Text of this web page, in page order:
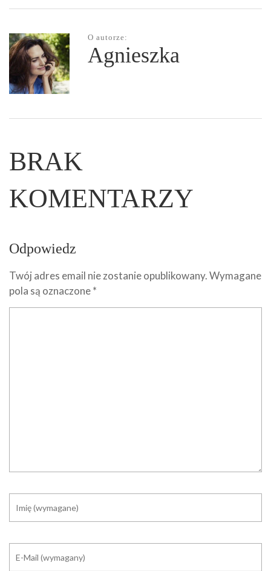
O autorze:
Agnieszka
BRAK
KOMENTARZY
Odpowiedz
Twój adres email nie zostanie opublikowany.Wymagane
pola są oznaczone*